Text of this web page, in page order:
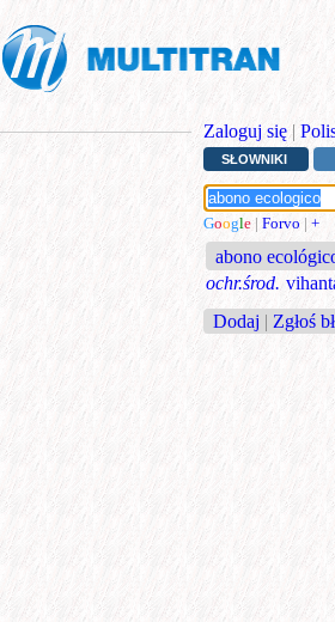
Zaloguj się |
SŁOWNIKI
Google | Forvo | +
abono
ochr.środ.
Dodaj | Zgłoś